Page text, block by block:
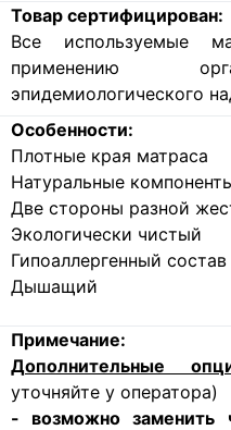
Товар сертифицирован:
Все используемые
применению
эпидемиологического
Особенности:
Плотные края матраса
Натуральные
Две стороны разной
Экологически чистый
Гипоаллергенный состав
Дышащий
Примечание:
Дополнительные
уточняйте у оператора)
- возможно заменить